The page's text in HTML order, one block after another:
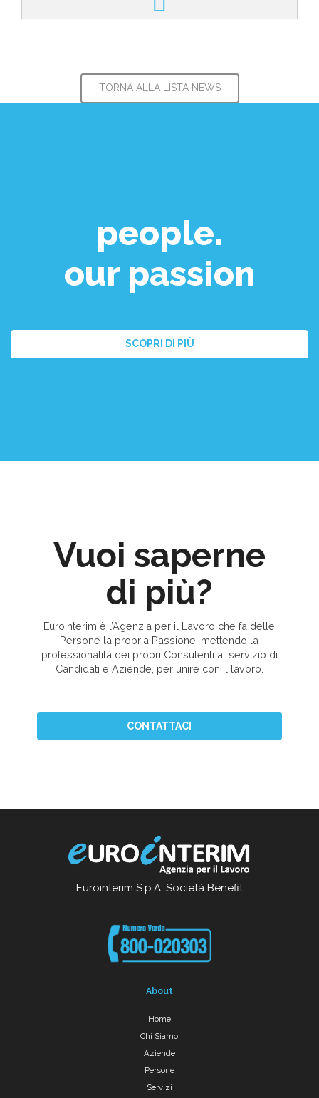
TORNA ALLA LISTA NEWS
people.
our passion
SCOPRI DI PIÙ
Vuoi saperne
di più?
Eurointerim è l’Agenzia per il Lavoro che fa delle
Persone la propria Passione, mettendo la
professionalità dei propri Consulenti al servizio di
Candidati e Aziende, per unire con il lavoro.
CONTATTACI
Eurointerim S.p.A. Società Benefit
About
Home
Chi Siamo
Aziende
Persone
Servizi